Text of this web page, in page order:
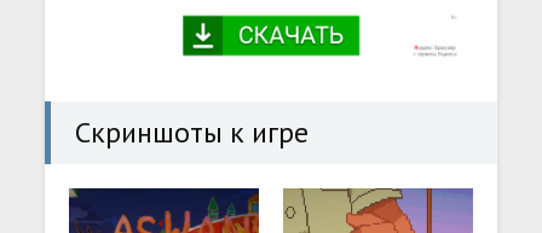
Скриншоты к игре